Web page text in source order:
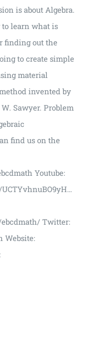
is about Algebra.
to learn what is
finding out the
to create simple
material
invented by
Sawyer. Problem
find us on the
Youtube:
Twitter:
Website: